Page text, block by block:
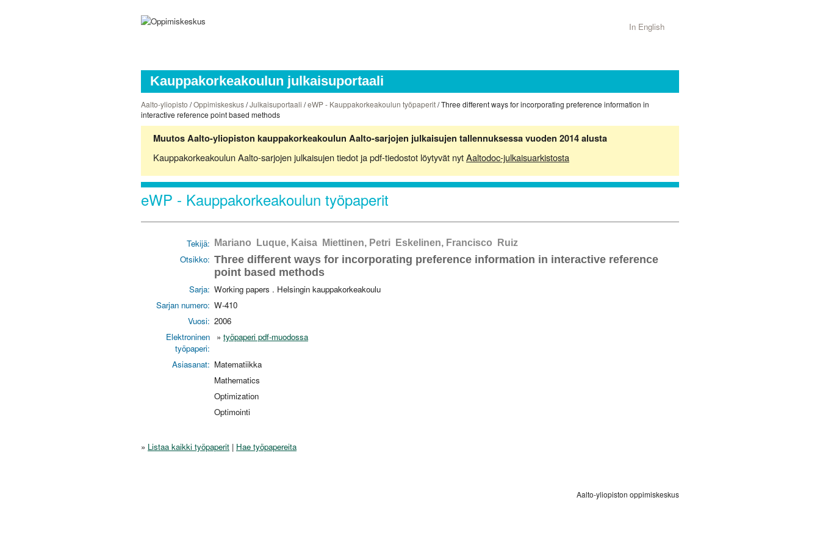
In English
Kauppakorkeakoulun julkaisuportaali
Aalto-yliopisto /Oppimiskeskus/Julkaisuportaali /eWP - Kauppakorkeakoulun työpaperit/ Three different ways for incorporating preference information in
interactive reference point based methods
Muutos Aalto-yliopiston kauppakorkeakoulun Aalto-sarjojen julkaisujen tallennuksessa vuoden 2014 alusta
Kauppakorkeakoulun Aalto-sarjojen julkaisujen tiedot ja pdf-tiedostot löytyvät nytAaltodoc-julkaisuarkistosta
eWP - Kauppakorkeakoulun työpaperit
Tekijä: Mariano Luque, Kaisa Miettinen, Petri Eskelinen, Francisco Ruiz
Otsikko: Three different ways for incorporating preference information in interactive reference
point based methods
Sarja: Working papers . Helsingin kauppakorkeakoulu
Sarjan numero: W-410
Vuosi: 2006
Elektroninen
työpaperi:
» työpaperi pdf-muodossa
Asiasanat: Matematiikka
Mathematics
Optimization
Optimointi
» Listaa kaikki työpaperit | Hae työpapereita
Aalto-yliopiston oppimiskeskus